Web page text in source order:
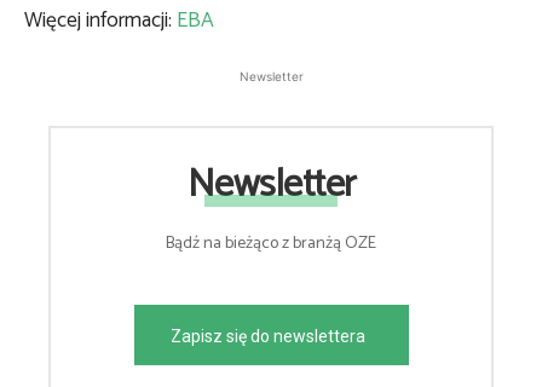
Więcej informacji: EBA
Newsletter
Newsletter
Bądź na bieżąco z branżą OZE
Zapisz się do newslettera